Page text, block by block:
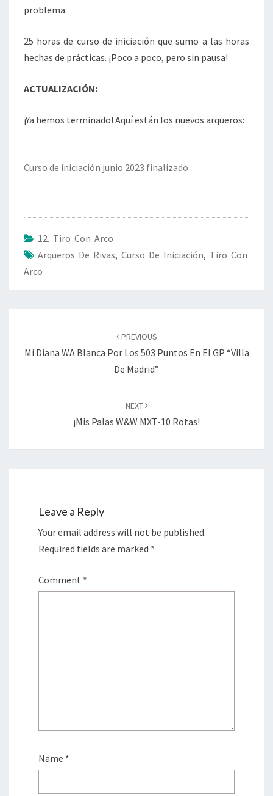
problema.
25 horas de curso de iniciación que sumo a las horas
hechas de prácticas. ¡Poco a poco, pero sin pausa!
ACTUALIZACIÓN:
¡Ya hemos terminado! Aquí están los nuevos arqueros:
Curso de iniciación junio 2023 finalizado
12. Tiro Con Arco
Arqueros De Rivas, Curso De Iniciación, Tiro Con
Arco
PREVIOUS
Mi Diana WA Blanca Por Los 503 Puntos En El GP “Villa
De Madrid”
NEXT
¡Mis Palas W&W MXT-10 Rotas!
Leave a Reply
Your email address will not be published.
Required fields are marked *
Comment *
Name *